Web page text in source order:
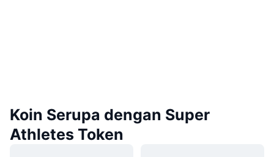
Koin Serupa dengan Super
Athletes Token